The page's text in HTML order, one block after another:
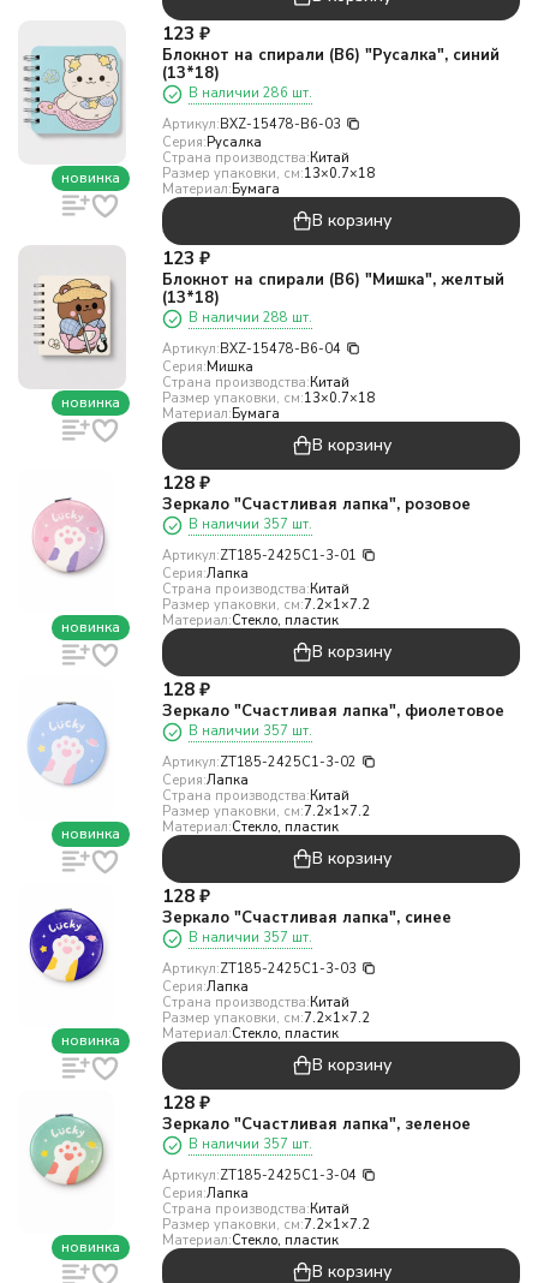
новинка
123 ₽
Блокнот на спирали (B6) "Русалка", синий
(13*18)
В наличии 286 шт.
Артикул:BXZ-15478-B6-03
Серия:Русалка
Страна производства:Китай
Размер упаковки, см:13×0.7×18
Материал:Бумага
В корзину
новинка
123 ₽
Блокнот на спирали (В6) "Мишка", желтый
(13*18)
В наличии 288 шт.
Артикул:BXZ-15478-B6-04
Серия:Мишка
Страна производства:Китай
Размер упаковки, см:13×0.7×18
Материал:Бумага
В корзину
новинка
128 ₽
Зеркало "Счастливая лапка", розовое
В наличии 357 шт.
Артикул:ZT185-2425C1-3-01
Серия:Лапка
Страна производства:Китай
Размер упаковки, см:7.2×1×7.2
Материал:Стекло, пластик
В корзину
новинка
128 ₽
Зеркало "Счастливая лапка", фиолетовое
В наличии 357 шт.
Артикул:ZT185-2425C1-3-02
Серия:Лапка
Страна производства:Китай
Размер упаковки, см:7.2×1×7.2
Материал:Стекло, пластик
В корзину
новинка
128 ₽
Зеркало "Счастливая лапка", синее
В наличии 357 шт.
Артикул:ZT185-2425C1-3-03
Серия:Лапка
Страна производства:Китай
Размер упаковки, см:7.2×1×7.2
Материал:Стекло, пластик
В корзину
новинка
128 ₽
Зеркало "Счастливая лапка", зеленое
В наличии 357 шт.
Артикул:ZT185-2425C1-3-04
Серия:Лапка
Страна производства:Китай
Размер упаковки, см:7.2×1×7.2
Материал:Стекло, пластик
В корзину